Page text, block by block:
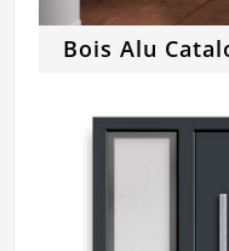
Bois Alu